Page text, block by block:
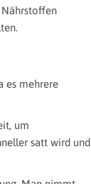
es mehrere
um
satt wird und